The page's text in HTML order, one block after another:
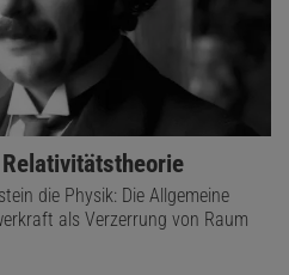
die Physik: Die Allgemeine
als Verzerrung von Raum